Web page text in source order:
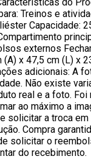
Treinos e
Capacidade:
externos
x 47,5 cm (L) x
adicionais: A
Não existe
real e a foto.
ao máximo a
solicitar a troca
Compra
solicitar o
do recebimento.